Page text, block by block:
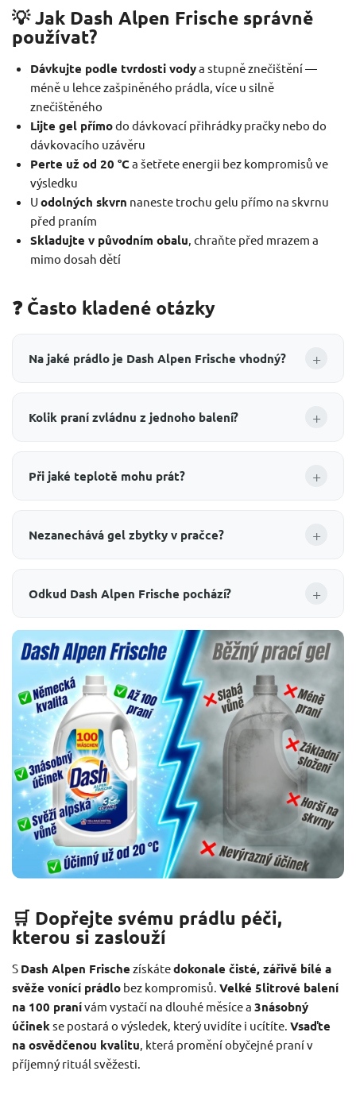
💡 Jak Dash Alpen Frische správně
používat?
Dávkujte podle tvrdosti vodya stupně znečištění —
méně u lehce zašpiněného prádla, více u silně
znečištěného
Lijte gel přímodo dávkovací přihrádky pračky nebo do
dávkovacího uzávěru
Perte už od 20 °Ca šetřete energii bez kompromisů ve
výsledku
Uodolných skvrn naneste trochu gelu přímo na skvrnu
před praním
Skladujte v původním obalu, chraňte před mrazem a
mimo dosah dětí
❓ Často kladené otázky
Na jaké prádlo je Dash Alpen Frische vhodný? +
Kolik praní zvládnu z jednoho balení? +
Při jaké teplotě mohu prát? +
Nezanechává gel zbytky v pračce? +
Odkud Dash Alpen Frische pochází? +
🛒 Dopřejte svému prádlu péči,
kterou si zaslouží
S Dash Alpen Frische získátedokonale čisté, zářivě bílé a
svěže vonící prádlo bez kompromisů. Velké 5litrové balení
na 100 pranívám vystačí na dlouhé měsíce a 3násobný
účinekse postará o výsledek, který uvidíte i ucítíte. Vsaďte
na osvědčenou kvalitu, která promění obyčejné praní v
příjemný rituál svěžesti.